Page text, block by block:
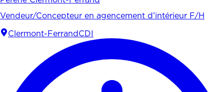
Vendeur/Concepteur en agencement d’intérieur F/H
Clermont-Ferrand CDI